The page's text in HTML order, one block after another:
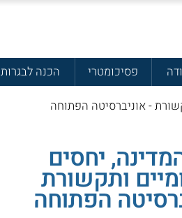
פסיכומטרי הכנה לבגרות
- אוניברסיטה הפתוחה
יחסים
ותקשורת
הפתוחה